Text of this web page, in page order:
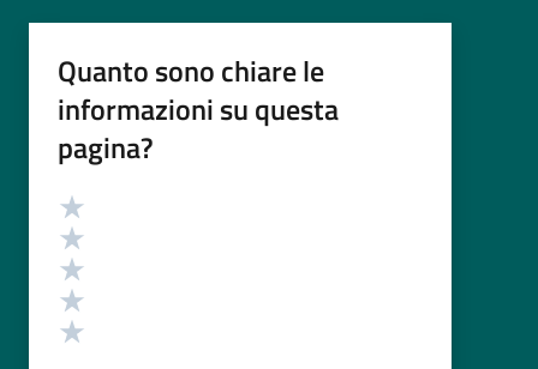
Quanto sono chiare le
informazioni su questa
pagina?
Valutazione